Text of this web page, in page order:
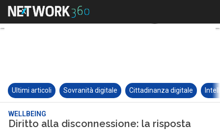
Ultimi articoli Sovranità digitale Cittadinanza digitale
WELLBEING
Diritto alla disconnessione: la risposta